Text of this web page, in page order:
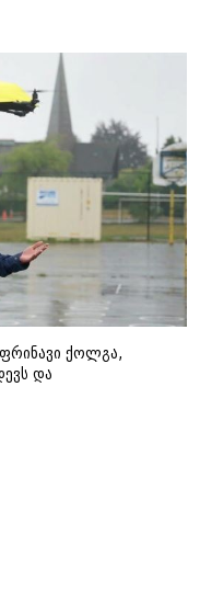
ქოლგა,
და